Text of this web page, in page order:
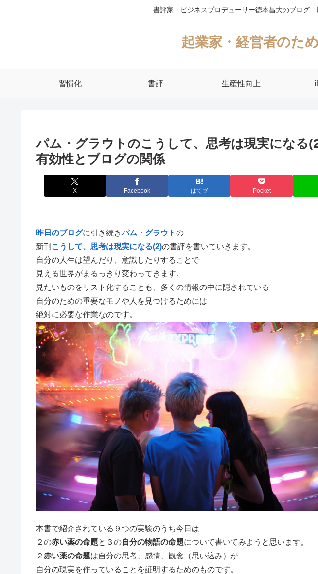
書評家・ビジネスプロデューサー徳本昌大のブログ
起業家・経営者のた
習慣化 書評 生産性向上
パム・グラウトのこうして、思考は現実にな
有効性とブログの関係
X Facebook はてブ Pocket
昨日のブログに引き続きパム・グラウトの
新刊 こうして、思考は現実になる(2)の書評を書いていきます。
自分の人生は望んだり、意識したりすることで
見える世界がまるっきり変わってきます。
見たいものをリスト化することも、多くの情報の中に隠されている
自分のための重要なモノや人を見つけるためには
絶対に必要な作業なのです。
本書で紹介されている９つの実験のうち今日は
２の赤い薬の命題と３の自分の物語の命題について書いてみようと思います。
２ 赤い薬の命題は自分の思考、感情、観念（思い込み）が
自分の現実を作っていることを証明するためのものです。